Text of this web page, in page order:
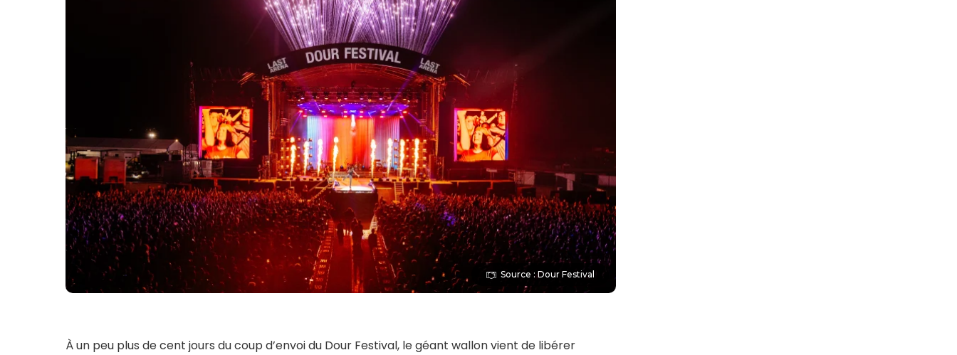
Source : Dour Festival
À un peu plus de cent jours du coup d’envoi du Dour Festival, le géant wallon vient de libérer